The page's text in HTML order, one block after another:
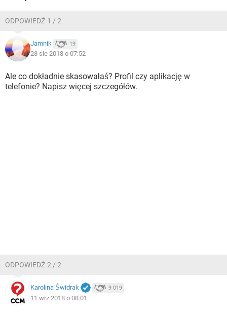
ODPOWIEDŹ 1 / 2
Jamnik 19
28 sie 2018 o 07:52
Ale co dokładnie skasowałaś? Profil czy aplikację w
telefonie? Napisz więcej szczegółów.
ODPOWIEDŹ 2 / 2
Karolina Świdrak 9 019
11 wrz 2018 o 08:01